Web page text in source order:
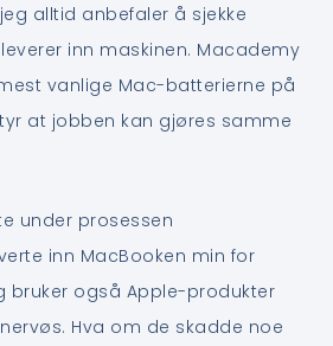
alltid anbefaler å sjekke
inn maskinen. Macademy
vanlige Mac-batterierne på
at jobben kan gjøres samme
under prosessen
inn MacBooken min for
bruker også Apple-produkter
Hva om de skadde noe